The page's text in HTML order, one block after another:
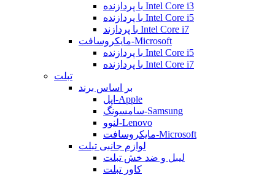
با پردازنده Intel Core i3
با پردازنده Intel Core i5
با پردازند Intel Core i7
مایکروسافت-Microsoft
با پردازنده Intel Core i5
با پردازنده Intel Core i7
تبلت
بر اساس برند
اپل-Apple
سامسونگ-Samsung
لنوو-Lenovo
مایکروسافت-Microsoft
لوازم جانبی تبلت
لیبل و ضد خش تبلت
کاور تبلت